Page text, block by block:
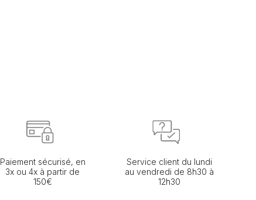
Paiement sécurisé, en
3x ou 4x à partir de
150€
Service client du lundi
au vendredi de 8h30 à
12h30